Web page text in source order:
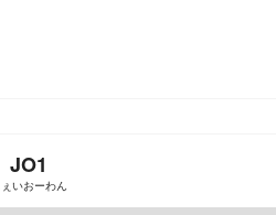
JO1
ぇいおーわん